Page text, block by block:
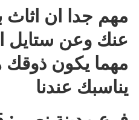
مهم جدا ان اثاث
عنك وعن ستايل
مهما يكون ذوقك
يناسبك عندنا